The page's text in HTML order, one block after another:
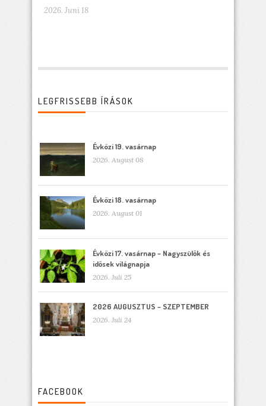
2026. Juni 18
LEGFRISSEBB ÍRÁSOK
Évközi 19. vasárnap
2026. August 08
Évközi 18. vasárnap
2026. August 01
Évközi 17. vasárnap – Nagyszülők és
idősek világnapja
2026. Juli 25
2026 AUGUSZTUS – SZEPTEMBER
2026. Juli 24
FACEBOOK